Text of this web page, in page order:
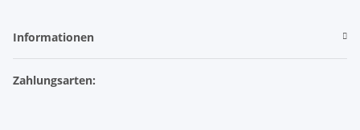
Informationen
Zahlungsarten: